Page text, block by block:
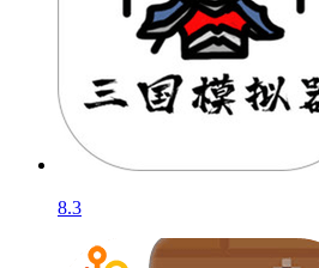
8.3